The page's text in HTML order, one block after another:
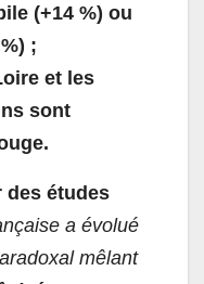
(+14 %) ou
;
et les
sont
des études
a évolué
mêlant